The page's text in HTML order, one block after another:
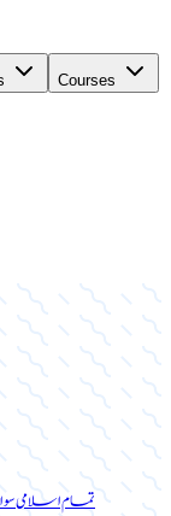
Courses
تمام اسلامی